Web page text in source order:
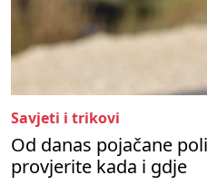
Savjeti i trikovi
Od danas pojačane
provjerite kada i gdje